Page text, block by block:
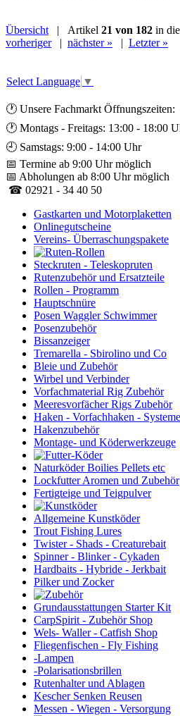
Übersicht | Artikel 21 von 182 in
vorheriger| nächster » | Letzter »
Select Language ▼
🕐 Unsere Fachmarkt Öffnungszeiten:
🕐 Montags - Freitags: 13:00 - 18:00
🕘 Samstags: 9:00 - 14:00 Uhr
📅 Termine ab 9:00 Uhr möglich
📅 Abholungen ab 8:00 Uhr möglich
☎ 02921 - 34 40 50
Gastkarten und Motorplaketten
Onlinegutscheine
Vereins- Überraschungspakete
Steckruten - Teleskopruten
Rutenzubehör und Ersatzteile
Rollen - Programm
Hauptschnüre
Posen Waggler Schwimmer
Posenzubehör
Bissanzeiger
Tremarella - Sbirolino und Co
Bleie und Zubehör
Wirbel und Verbinder
Vorfachmaterial Rig Zubehör
Meeresvorfächer Rigs Zubehör
Haken - Vorfachhaken - Systeme
Hakenzubehör
Montage- und Köderwerkzeuge
Naturköder Boilies Pellets etc
Lockfutter Aromen und Zubehör
Fertigteige und Teigpulver
Allgemeine Kunstköder
Trout Fishing Lures
Twister - Shads - Creaturebait
Spinner - Blinker - Cykaden
Hardbaits - Hybride - Jerkbait
Pilker und Zocker
Grundausstattungen Starter Kit
CarpSpirit - Zubehör Shop
Wels- Waller - Catfish Shop
Fliegenfischen - Fly Fishing
-Lampen
-Polarisationsbrillen
Rutenhalter und Ablagen
Kescher Senken Reusen
Messen - Wiegen - Versorgung